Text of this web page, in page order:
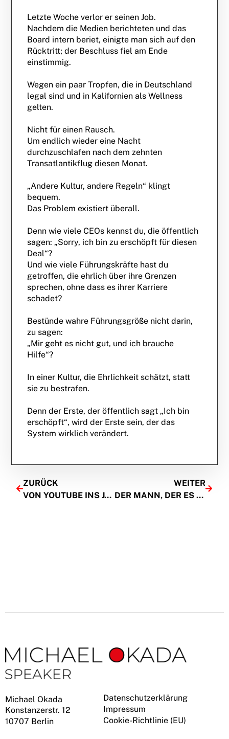
Letzte Woche verlor er seinen Job.
Nachdem die Medien berichteten und das
Board intern beriet, einigte man sich auf den
Rücktritt; der Beschluss fiel am Ende
einstimmig.
Wegen ein paar Tropfen, die in Deutschland
legal sind und in Kalifornien als Wellness
gelten.
Nicht für einen Rausch.
Um endlich wieder eine Nacht
durchzuschlafen nach dem zehnten
Transatlantikflug diesen Monat.
„Andere Kultur, andere Regeln“ klingt
bequem.
Das Problem existiert überall.
Denn wie viele CEOs kennst du, die öffentlich
sagen: „Sorry, ich bin zu erschöpft für diesen
Deal“?
Und wie viele Führungskräfte hast du
getroffen, die ehrlich über ihre Grenzen
sprechen, ohne dass es ihrer Karriere
schadet?
Bestünde wahre Führungsgröße nicht darin,
zu sagen:
„Mir geht es nicht gut, und ich brauche
Hilfe“?
In einer Kultur, die Ehrlichkeit schätzt, statt
sie zu bestrafen.
Denn der Erste, der öffentlich sagt „Ich bin
erschöpft“, wird der Erste sein, der das
System wirklich verändert.
ZURÜCK
VON YOUTUBE INS JAPANISCHE PARLAMENT
WEITER
DER MANN, DER ES PRAKTIZIERT
Michael Okada
Konstanzerstr. 12
10707 Berlin
Datenschutzerklärung
Impressum
Cookie-Richtlinie (EU)